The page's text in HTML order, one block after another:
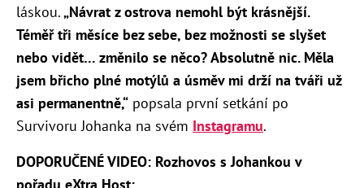
láskou.„Návrat z ostrova nemohl být krásnější.
Téměř tři měsíce bez sebe, bez možnosti se slyšet
nebo vidět… změnilo se něco? Absolutně nic. Měla
jsem břicho plné motýlů a úsměv mi drží na tváři už
asi permanentně,“ popsala první setkání po
Survivoru Johanka na svém Instagramu.
DOPORUČENÉ VIDEO: Rozhovos s Johankou v